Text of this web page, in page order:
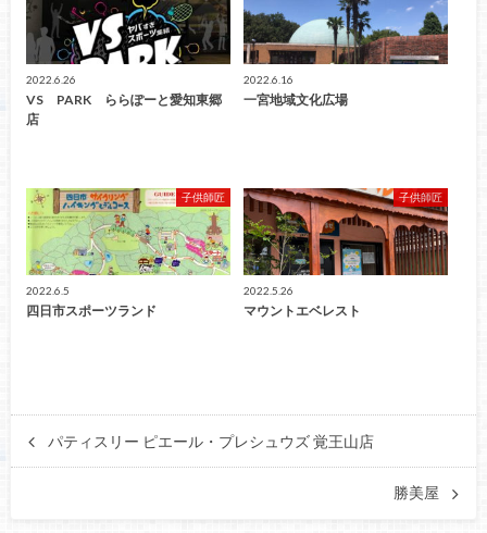
2022.6.26
VS PARK ららぽーと愛知東郷
店
2022.6.16
一宮地域文化広場
子供師匠
2022.6.5
四日市スポーツランド
子供師匠
2022.5.26
マウントエベレスト
パティスリー ピエール・プレシュウズ 覚王山店
勝美屋